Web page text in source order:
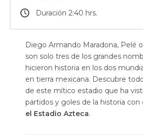
Duración 2:40 hrs.
Diego Armando Maradona, Pelé
son solo tres de los grandes
hicieron historia en los dos
en tierra mexicana. Descubre
de este mítico estadio que ha
partidos y goles de la historia
el Estadio Azteca.